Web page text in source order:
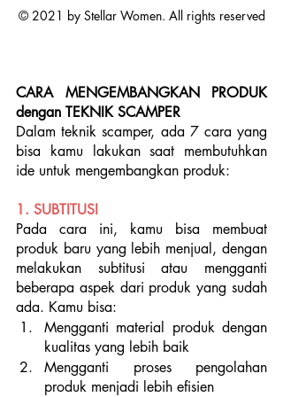
© 2021 by Stellar Women. All rights reserved
CARA MENGEMBANGKAN PRODUK
dengan TEKNIK SCAMPER
Dalam teknik scamper, ada 7 cara yang
bisa kamu lakukan saat membutuhkan
ide untuk mengembangkan produk:
1. SUBTITUSI
Pada cara ini, kamu bisa membuat
produk baru yang lebih menjual, dengan
melakukan subtitusi atau mengganti
beberapa aspek dari produk yang sudah
ada. Kamu bisa:
Mengganti material produk dengan
kualitas yang lebih baik
Mengganti proses pengolahan
produk menjadi lebih efisien